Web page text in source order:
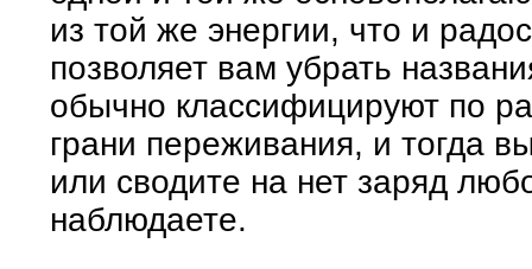
из той же энергии, что и
позволяет вам убрать
обычно классифицируют по
грани переживания, и тогда
или сводите на нет заряд
наблюдаете.